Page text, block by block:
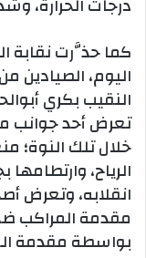
كما حذَّرت نقابة
اليوم، الصيادين
النقيب بكري
تعرض أحد جوانب
خلال تلك النوة؛
الرياح،
انقلابه، وتعرض
مقدمة المراكب
بواسطة مقدمة